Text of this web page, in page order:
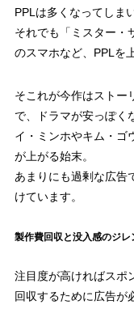
PPLは多くなってしま
それでも「ミスター・
のスマホなど、PPLを
そこれが今作はストー
で、ドラマが安っぽく
イ・ミンホやキム・ゴ
が上がる始末。
あまりにも過剰な広告
けています。
製作費回収と没入感のジ
注目度が高ければスポ
回収するために広告が